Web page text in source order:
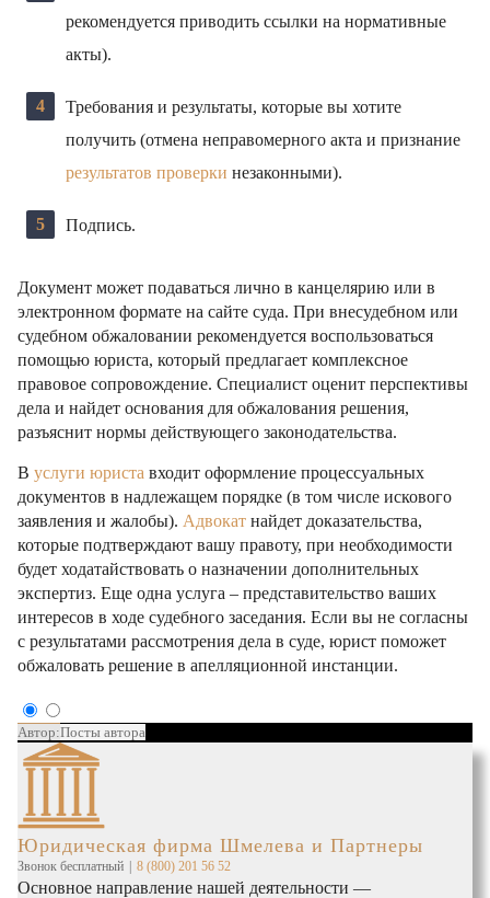
рекомендуется приводить ссылки на нормативные
акты).
Требования и результаты, которые вы хотите
получить (отмена неправомерного акта и признание
результатов проверки незаконными).
Подпись.
Документ может подаваться лично в канцелярию или в
электронном формате на сайте суда. При внесудебном или
судебном обжаловании рекомендуется воспользоваться
помощью юриста, который предлагает комплексное
правовое сопровождение. Специалист оценит перспективы
дела и найдет основания для обжалования решения,
разъяснит нормы действующего законодательства.
В услуги юриста входит оформление процессуальных
документов в надлежащем порядке (в том числе искового
заявления и жалобы). Адвокатнайдет доказательства,
которые подтверждают вашу правоту, при необходимости
будет ходатайствовать о назначении дополнительных
экспертиз. Еще одна услуга – представительство ваших
интересов в ходе судебного заседания. Если вы не согласны
с результатами рассмотрения дела в суде, юрист поможет
обжаловать решение в апелляционной инстанции.
Автор:Посты автора
Юридическая фирма Шмелева и Партнеры
Звонок бесплатный | 8 (800) 201 56 52
Основное направление нашей деятельности —